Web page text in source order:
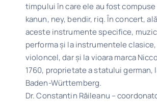
timpului în care ele au fost compuse
kanun, ney, bendir, riq. În concert,
aceste instrumente specifice,
performa și la instrumentele
violoncel, dar și la vioara marca
1760, proprietate a statului german,
Baden-Württemberg.
Dr. Constantin Răileanu –